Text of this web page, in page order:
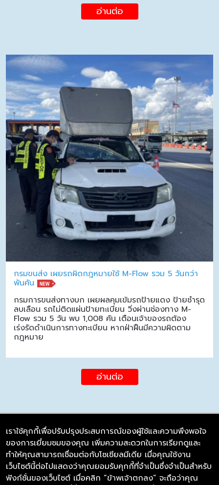
อ่านต่อ
กรมขนส่ง เผยรถผิดกฎหมายใช้ M-Flow รวม 5 วันกว่า
พันคัน
กรมการขนส่งทางบก เผยผลคุมเข้มรถป้ายแดง ป้ายชำรุด
ลบเลือน รถไม่ติดแผ่นป้ายทะเบียน วิ่งผ่านช่องทาง M-
Flow รวม 5 วัน พบ 1,008 คัน เตือนเจ้าของรถต้อง
เร่งรัดดำเนินการทางทะเบียน หากฝ่าฝืนมีความผิดตาม
กฎหมาย
อ่านต่อ
บริษัท ซิมลิงค์ จำกัด
98/226 Bangrakyai-Baanmai Road,
Bangyai, Nonthaburi 11140
เราใช้คุกกี้เพื่อปรับปรุงประสบการณ์ของผู้ใช้และความพึงพอใจ
ของการเยี่ยมชมของคุณ เพิ่มความสะดวกในการเรียกดูและ
ทำให้คุณสามารถเชื่อมต่อกับโซเชียลมีเดีย เมื่อคุณใช้งาน
เว็บไซต์นี้ต่อไปแสดงว่าคุณยอมรับคุกกี้ที่จำเป็นซึ่งจำเป็นสำหรับ
ฟังก์ชั่นของเว็บไซต์ เมื่อคลิก “ข้าพเจ้าตกลง” จะถือว่าคุณ